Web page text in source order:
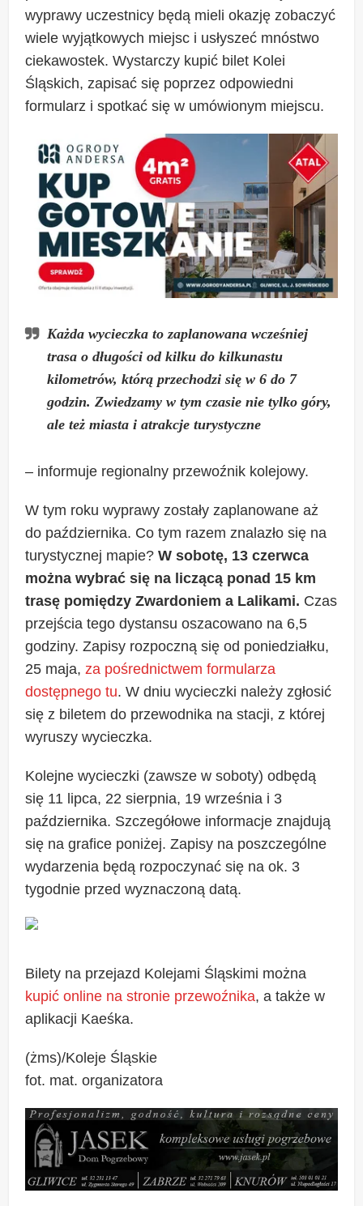
wyprawy uczestnicy będą mieli okazję zobaczyć
wiele wyjątkowych miejsc i usłyszeć mnóstwo
ciekawostek. Wystarczy kupić bilet Kolei
Śląskich, zapisać się poprzez odpowiedni
formularz i spotkać się w umówionym miejscu.
Każda wycieczka to zaplanowana wcześniej
trasa o długości od kilku do kilkunastu
kilometrów, którą przechodzi się w 6 do 7
godzin. Zwiedzamy w tym czasie nie tylko góry,
ale też miasta i atrakcje turystyczne
– informuje regionalny przewoźnik kolejowy.
W tym roku wyprawy zostały zaplanowane aż
do października. Co tym razem znalazło się na
turystycznej mapie?W sobotę, 13 czerwca
można wybrać się na liczącą ponad 15 km
trasę pomiędzy Zwardoniem a Lalikami. Czas
przejścia tego dystansu oszacowano na 6,5
godziny. Zapisy rozpoczną się od poniedziałku,
25 maja, za pośrednictwem formularza
dostępnego tu. W dniu wycieczki należy zgłosić
się z biletem do przewodnika na stacji, z której
wyruszy wycieczka.
Kolejne wycieczki (zawsze w soboty) odbędą
się 11 lipca, 22 sierpnia, 19 września i 3
października. Szczegółowe informacje znajdują
się na grafice poniżej. Zapisy na poszczególne
wydarzenia będą rozpoczynać się na ok. 3
tygodnie przed wyznaczoną datą.
Bilety na przejazd Kolejami Śląskimi można
kupić online na stronie przewoźnika, a także w
aplikacji Kaeśka.
(żms)/Koleje Śląskie
fot. mat. organizatora